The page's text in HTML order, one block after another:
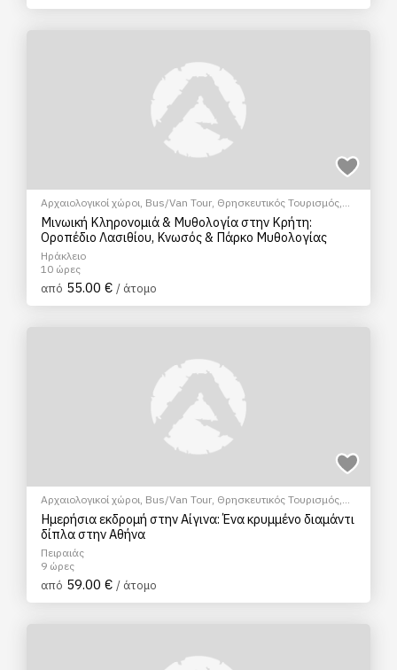
Αρχαιολογικοί χώροι, Bus/Van Tour, Θρησκευτικός Τουρισμός,
Μουσεία, Ψυχαγωγικά Πάρκα
Μινωική Κληρονομιά & Μυθολογία στην Κρήτη:
Οροπέδιο Λασιθίου, Κνωσός & Πάρκο Μυθολογίας
Ηράκλειο
10 ώρες
από 55.00 € / άτομο
Αρχαιολογικοί χώροι, Bus/Van Tour, Θρησκευτικός Τουρισμός,
Εισιτήρια
Ξεναγήσεις/Αξιοθέατα
Ημερήσια εκδρομή στην Αίγινα: Ένα κρυμμένο διαμάντι
δίπλα στην Αθήνα
Πειραιάς
9 ώρες
από 59.00 € / άτομο